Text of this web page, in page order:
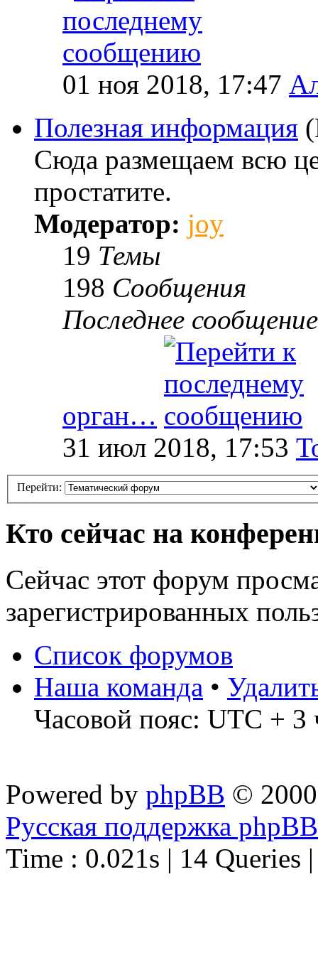
01 ноя 2018, 17:47
Полезная информация
Сюда размещаем всю
простатите.
Модератор: joy
19 Темы
198 Сообщения
Последнее сообщение
орган…
31 июл 2018, 17:53
Перейти:
Кто сейчас на
Сейчас этот форум
зарегистрированных
Список форумов
Наша команда •
Часовой пояс: UTC + 3
Powered by phpBB ©
Русская поддержка phpBB
Time : 0.021s | 14 Queries